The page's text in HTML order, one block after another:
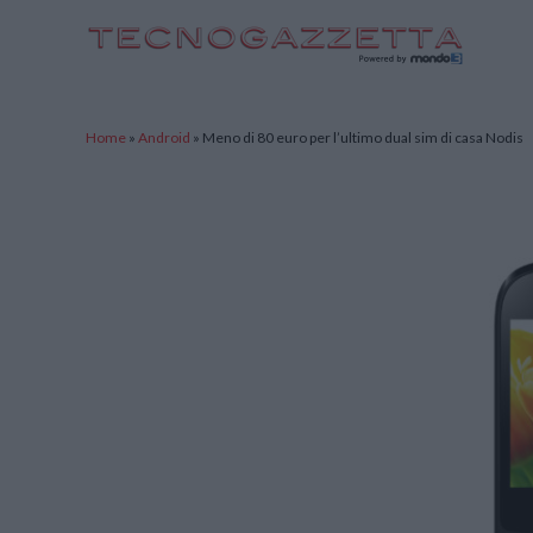
Home » Android » Meno di 80 euro per l’ultimo dual sim di casa Nodis